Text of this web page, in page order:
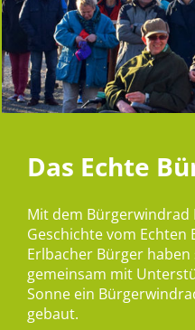
Das Echte
Mit dem
Geschichte vom
Erlbacher Bürger
gemeinsam mit
Sonne ein
gebaut.